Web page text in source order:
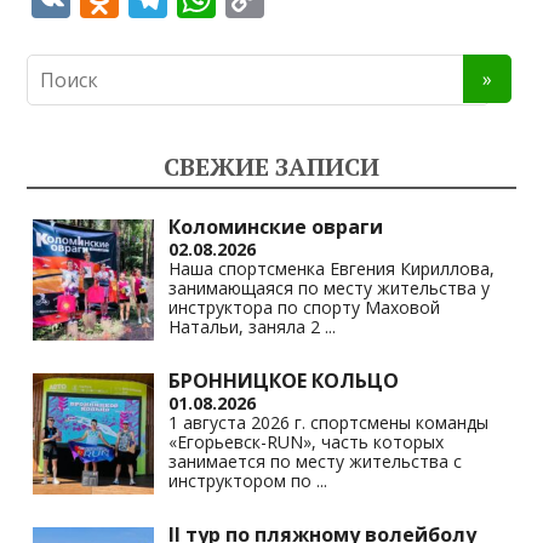
o
as
s
ni
ki
gr
a
m
s
A
p
p
y
Li
n
k
СВЕЖИЕ ЗАПИСИ
Коломинские овраги
02.08.2026
Наша спортсменка Евгения Кириллова,
занимающаяся по месту жительства у
инструктора по спорту Маховой
Натальи, заняла 2 ...
БРОННИЦКОЕ КОЛЬЦО
01.08.2026
1 августа 2026 г. спортсмены команды
«Егорьевск-RUN», часть которых
занимается по месту жительства с
инструктором по ...
II тур по пляжному волейболу